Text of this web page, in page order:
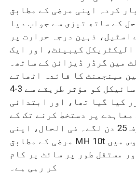
کردہ اپنی مرضی کے مطابق
حل کے ساتھ تیزی سے جواب دیا، Q355E کم درجہ
اسٹیل، ذہین درجہ حرارت پر
کیبینٹ، اور ایک
مین گرڈر ڈیزائن کے ساتھ۔
مینجمنٹ کا فائدہ اٹھاتے
ہوئے، پروڈکشن سائیکل کو مؤثر طریقے سے 3-4
کیا گیا تھا، اور ابتدائی
معاہدے پر دستخط کرنے تک کے
پورے عمل میں صرف 25 دن لگے۔ فی الحال، اپنی
مرضی کے مطابق MH 10t گینٹری کرین روس میں
مستقل طور پر سائٹ پر کام
کر رہی ہے۔